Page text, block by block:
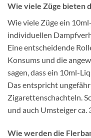
Wie viele Züge bieten
Wie viele Züge ein
individuellen
Eine entscheidende
Konsums und die
sagen, dass ein 10ml-
Das entspricht
Zigarettenschachteln.
und auch Umsteiger ca.
Wie werden die